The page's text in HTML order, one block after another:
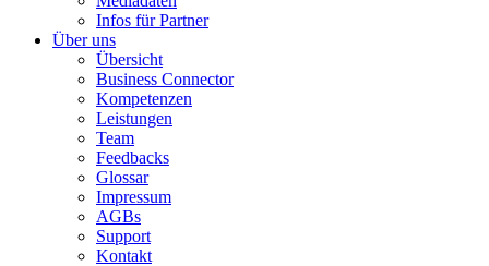
Infos für Partner
Über uns
Übersicht
Business Connector
Kompetenzen
Leistungen
Team
Feedbacks
Glossar
Impressum
AGBs
Support
Kontakt